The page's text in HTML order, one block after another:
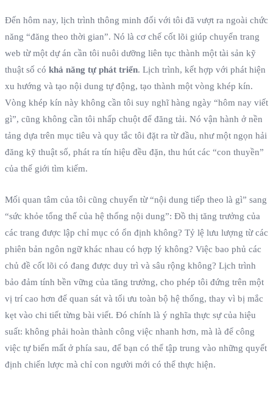
Đến hôm nay, lịch trình thông minh đối với tôi đã vượt ra ngoài chức
năng “đăng theo thời gian”. Nó là cơ chế cốt lõi giúp chuyển trang
web từ một dự án cần tôi nuôi dưỡng liên tục thành một tài sản kỹ
thuật số có khả năng tự phát triển. Lịch trình, kết hợp với phát hiện
xu hướng và tạo nội dung tự động, tạo thành một vòng khép kín.
Vòng khép kín này không cần tôi suy nghĩ hàng ngày “hôm nay viết
gì”, cũng không cần tôi nhấp chuột để đăng tải. Nó vận hành ở nền
tảng dựa trên mục tiêu và quy tắc tôi đặt ra từ đầu, như một ngọn hải
đăng kỹ thuật số, phát ra tín hiệu đều đặn, thu hút các “con thuyền”
của thế giới tìm kiếm.
Mối quan tâm của tôi cũng chuyển từ “nội dung tiếp theo là gì” sang
“sức khỏe tổng thể của hệ thống nội dung”: Đồ thị tăng trưởng của
các trang được lập chỉ mục có ổn định không? Tỷ lệ lưu lượng từ các
phiên bản ngôn ngữ khác nhau có hợp lý không? Việc bao phủ các
chủ đề cốt lõi có đang được duy trì và sâu rộng không? Lịch trình
bảo đảm tính bền vững của tăng trưởng, cho phép tôi đứng trên một
vị trí cao hơn để quan sát và tối ưu toàn bộ hệ thống, thay vì bị mắc
kẹt vào chi tiết từng bài viết. Đó chính là ý nghĩa thực sự của hiệu
suất: không phải hoàn thành công việc nhanh hơn, mà là để công
việc tự biến mất ở phía sau, để bạn có thể tập trung vào những quyết
định chiến lược mà chỉ con người mới có thể thực hiện.